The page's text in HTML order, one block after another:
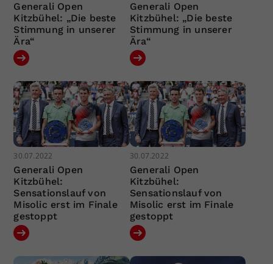
Generali Open
Kitzbühel: „Die beste
Stimmung in unserer
Ära“
Generali Open
Kitzbühel: „Die beste
Stimmung in unserer
Ära“
30.07.2022
Generali Open
Kitzbühel:
Sensationslauf von
Misolic erst im Finale
gestoppt
30.07.2022
Generali Open
Kitzbühel:
Sensationslauf von
Misolic erst im Finale
gestoppt